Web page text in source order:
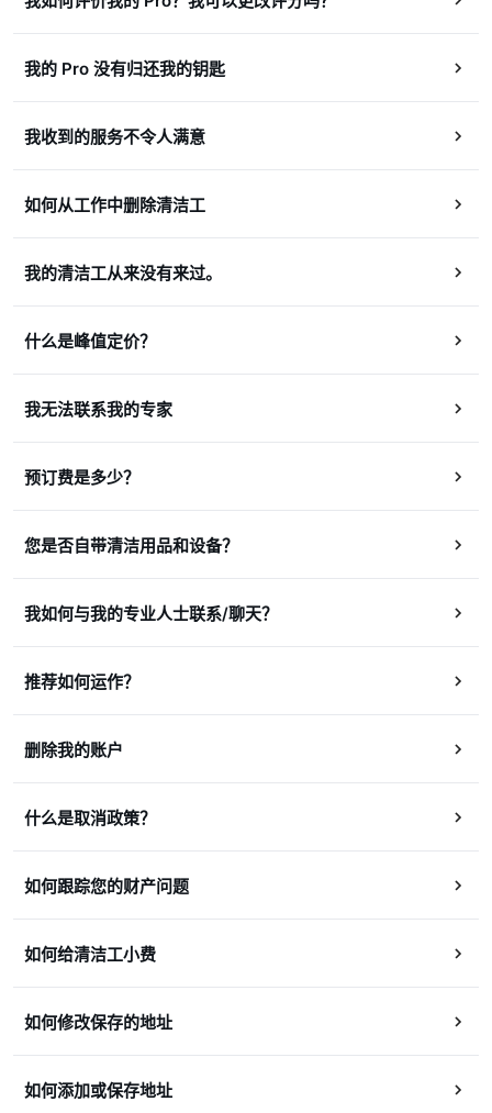
我的 Pro 没有归还我的钥匙
我收到的服务不令人满意
如何从工作中删除清洁工
我的清洁工从来没有来过。
什么是峰值定价？
我无法联系我的专家
预订费是多少？
您是否自带清洁用品和设备？
我如何与我的专业人士联系/聊天？
推荐如何运作？
删除我的账户
什么是取消政策？
如何跟踪您的财产问题
如何给清洁工小费
如何修改保存的地址
如何添加或保存地址